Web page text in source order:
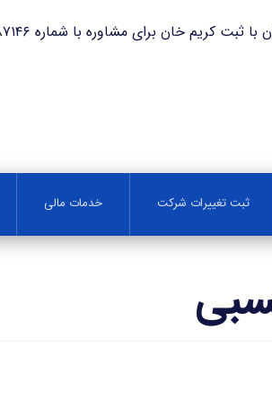
مشاوره با شماره ۸۷۱۴۶ تماس حاصل فرمایید.
ثبت تغییرات شرکت خدمات مالی